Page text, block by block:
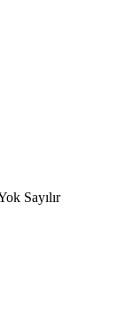
Sayılır